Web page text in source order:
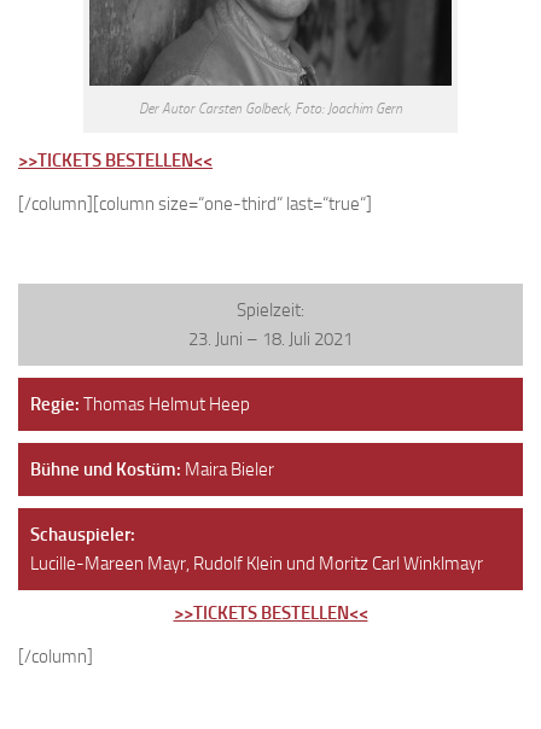
Der Autor Carsten Golbeck, Foto: Joachim Gern
>>TICKETS BESTELLEN<<
[/column][column size=“one-third“ last=“true“]
Spielzeit:
23. Juni – 18. Juli 2021
Regie: Thomas Helmut Heep
Bühne und Kostüm: Maira Bieler
Schauspieler:
Lucille-Mareen Mayr, Rudolf Klein und Moritz Carl Winklmayr
>>TICKETS BESTELLEN<<
[/column]